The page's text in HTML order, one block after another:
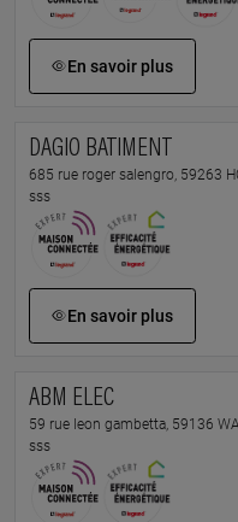
En savoir plus
DAGIO BATIMENT
685 rue roger salengro, 59263
sss
En savoir plus
ABM ELEC
59 rue leon gambetta, 59136
sss